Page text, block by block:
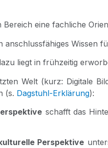
eine fach­li­che
anschluss­fä­hi­ges Wis­sen
liegt in früh­zei­tig
Welt (kurz: Digi­ta­le
(s. Dag­stuhl-Erklä­rung):
schafft das
Per­spek­ti­ve